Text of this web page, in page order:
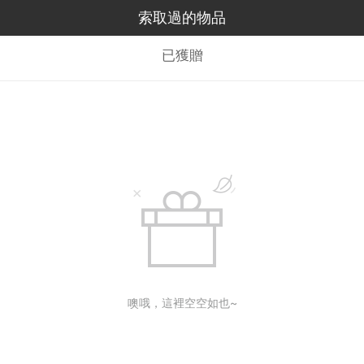
索取過的物品
已獲贈
噢哦，這裡空空如也~